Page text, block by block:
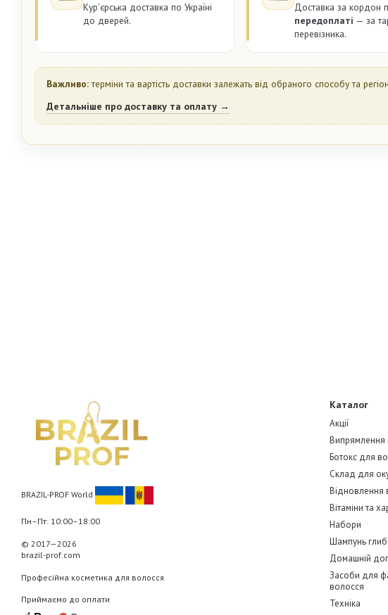
Курʼєрська доставка по Україні
до дверей.
Доставка за кордон
передоплаті — за
перевізника.
Важливо:терміни та вартість доставки залежать від обраного способу та
Детальніше про доставку та оплату →
BRAZIL-PROF World
Пн–Пт: 10:00–18:00
© 2017—2026
brazil-prof.com
Професійна косметика для волосся
Приймаємо до оплати
Каталог
Акції
Випрямлення
Ботокс для
Склад для
Відновлення
Вітаміни та
Набори
Шампунь
Домашній
Засоби для
волосся
Техніка